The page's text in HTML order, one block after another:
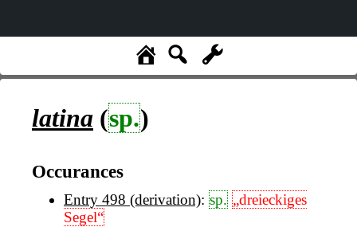
latina (sp.)
Occurances
Entry 498 (derivation): sp. „dreieckiges
Segel“